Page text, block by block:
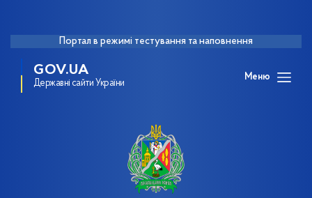
Портал в режимі тестування та наповнення
GOV.UA
Державні сайти України
Меню